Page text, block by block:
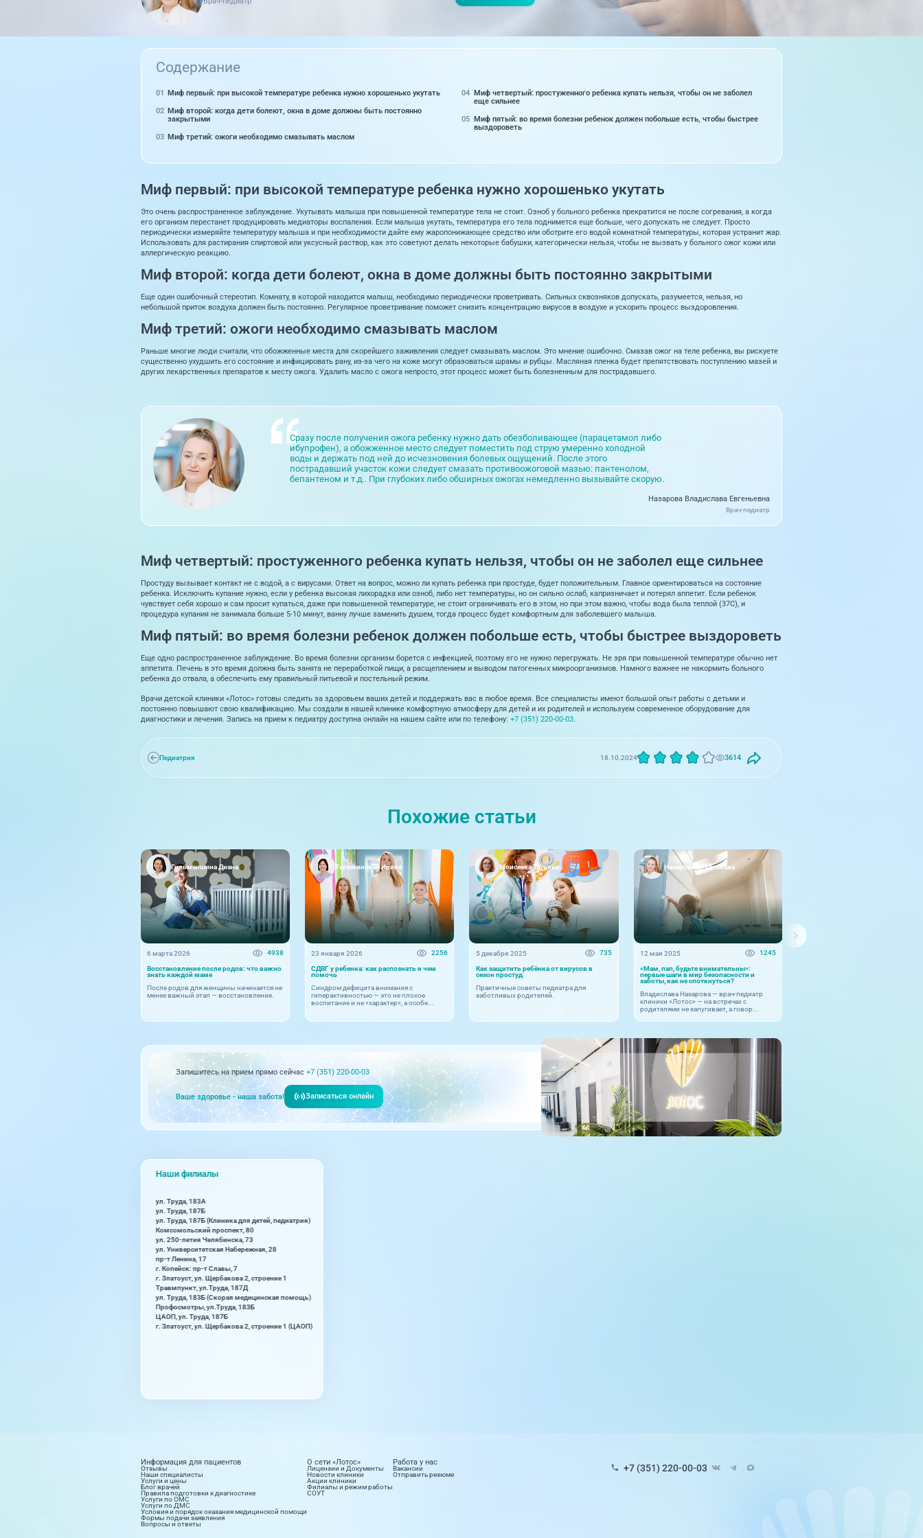
Содержание
Миф первый: при высокой температуре ребенка нужно хорошенько укутать
Миф второй: когда дети болеют, окна в доме должны быть постоянно
закрытыми
Миф третий: ожоги необходимо смазывать маслом
Миф четвертый: простуженного ребенка купать нельзя, чтобы он не заболел
еще сильнее
Миф пятый: во время болезни ребенок должен побольше есть, чтобы быстрее
выздороветь
Миф первый: при высокой температуре ребенка нужно хорошенько укутать
Это очень распространенное заблуждение. Укутывать малыша при повышенной температуре тела не стоит. Озноб у больного ребенка прекратится не после согревания, а когда
его организм перестанет продуцировать медиаторы воспаления. Если малыша укутать, температура его тела поднимется еще больше, чего допускать не следует. Просто
периодически измеряйте температуру малыша и при необходимости дайте ему жаропонижающее средство или оботрите его водой комнатной температуры, которая устранит жар.
Использовать для растирания спиртовой или уксусный раствор, как это советуют делать некоторые бабушки, категорически нельзя, чтобы не вызвать у больного ожог кожи или
аллергическую реакцию.
Миф второй: когда дети болеют, окна в доме должны быть постоянно закрытыми
Еще один ошибочный стереотип. Комнату, в которой находится малыш, необходимо периодически проветривать. Сильных сквозняков допускать, разумеется, нельзя, но
небольшой приток воздуха должен быть постоянно. Регулярное проветривание поможет снизить концентрацию вирусов в воздухе и ускорить процесс выздоровления.
Миф третий: ожоги необходимо смазывать маслом
Раньше многие люди считали, что обожженные места для скорейшего заживления следует смазывать маслом. Это мнение ошибочно. Смазав ожог на теле ребенка, вы рискуете
существенно ухудшить его состояние и инфицировать рану, из-за чего на коже могут образоваться шрамы и рубцы. Масляная пленка будет препятствовать поступлению мазей и
других лекарственных препаратов к месту ожога. Удалить масло с ожога непросто, этот процесс может быть болезненным для пострадавшего.
Сразу после получения ожога ребенку нужно дать обезболивающее (парацетамол либо
ибупрофен), а обожженное место следует поместить под струю умеренно холодной
воды и держать под ней до исчезновения болевых ощущений. После этого
пострадавший участок кожи следует смазать противоожоговой мазью: пантенолом,
бепантеном и т.д.. При глубоких либо обширных ожогах немедленно вызывайте скорую.
Назарова Владислава Евгеньевна
Врач-педиатр
Миф четвертый: простуженного ребенка купать нельзя, чтобы он не заболел еще сильнее
Простуду вызывает контакт не с водой, а с вирусами. Ответ на вопрос, можно ли купать ребенка при простуде, будет положительным. Главное ориентироваться на состояние
ребенка. Исключить купание нужно, если у ребенка высокая лихорадка или озноб, либо нет температуры, но он сильно ослаб, капризничает и потерял аппетит. Если ребенок
чувствует себя хорошо и сам просит купаться, даже при повышенной температуре, не стоит ограничивать его в этом, но при этом важно, чтобы вода была теплой (37С), и
процедура купания не занимала больше 5-10 минут, ванну лучше заменить душем, тогда процесс будет комфортным для заболевшего малыша.
Миф пятый: во время болезни ребенок должен побольше есть, чтобы быстрее выздороветь
Еще одно распространенное заблуждение. Во время болезни организм борется с инфекцией, поэтому его не нужно перегружать. Не зря при повышенной температуре обычно нет
аппетита. Печень в это время должна быть занята не переработкой пищи, а расщеплением и выводом патогенных микроорганизмов. Намного важнее не накормить больного
ребенка до отвала, а обеспечить ему правильный питьевой и постельный режим.
Врачи детской клиники «Лотос» готовы следить за здоровьем ваших детей и поддержать вас в любое время. Все специалисты имеют большой опыт работы с детьми и
постоянно повышают свою квалификацию. Мы создали в нашей клинике комфортную атмосферу для детей и их родителей и используем современное оборудование для
диагностики и лечения. Запись на прием к педиатру доступна онлайн на нашем сайте или по телефону: +7 (351) 220-00-03.
Педиатрия 18.10.2024 3614
Похожие статьи
Гильманшина Диана
6 марта 2026 4938
Восстановление после родов: что важно
знать каждой маме
После родов для женщины начинается не
менее важный этап — восстановление.
Тележинская Ирина
23 января 2026 2256
СДВГ у ребенка: как распознать и чем
помочь
Синдром дефицита внимания с
гиперактивностью — это не плохое
воспитание и не «характер», а особе...
Моисеева Татьяна
5 декабря 2025 735
Как защитить ребёнка от вирусов в
сезон простуд
Практичные советы педиатра для
заботливых родителей.
Назарова Владислава
12 мая 2025 1245
«Мам, пап, будьте внимательны»:
первые шаги в мир безопасности и
заботы, как не споткнуться?
Владислава Назарова — врач-педиатр
клиники «Лотос» — на встречах с
родителями не запугивает, а говор...
Запишитесь на прием прямо сейчас+7 (351) 220-00-03
Ваше здоровье - наша забота! Записаться онлайн
Наши филиалы
ул. Труда, 183А
ул. Труда, 187Б
ул. Труда, 187Б (Клиника для детей, педиатрия)
Комсомольский проспект, 80
ул. 250-летия Челябинска, 73
ул. Университетская Набережная, 28
пр-т Ленина, 17
г. Копейск: пр-т Славы, 7
г. Златоуст, ул. Щербакова 2, строение 1
Травмпункт, ул.Труда, 187Д
ул. Труда, 183Б (Скорая медицинская помощь)
Профосмотры, ул.Труда, 183Б
ЦАОП, ул. Труда, 187Б
г. Златоуст, ул. Щербакова 2, строение 1 (ЦАОП)
+7 (351) 220-00-03
Информация для пациентов
Отзывы
Наши специалисты
Услуги и цены
Блог врачей
Правила подготовки к диагностике
Услуги по ОМС
Услуги по ДМС
Условия и порядок оказания медицинской помощи
Формы подачи заявления
Вопросы и ответы
О сети «Лотос»
Лицензии и Документы
Новости клиники
Акции клиники
Филиалы и режим работы
СОУТ
Работа у нас
Вакансии
Отправить резюме